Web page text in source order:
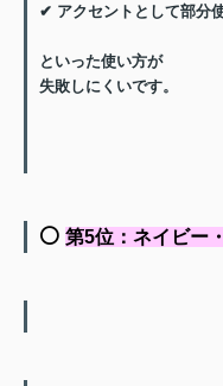
✔ アクセントとして部分
といった使い方が
失敗しにくいです。
⚪️ 第5位：ネイビー